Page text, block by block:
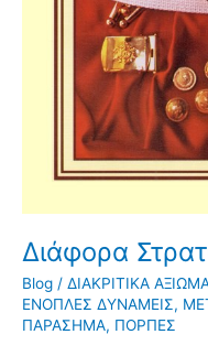
Διάφορα
Blog / ΔΙΑΚΡΙΤΙΚΑ
ΕΝΟΠΛΕΣ ΔΥΝΑΜΕΙΣ,
ΠΑΡΑΣΗΜΑ, ΠΟΡΠΕΣ